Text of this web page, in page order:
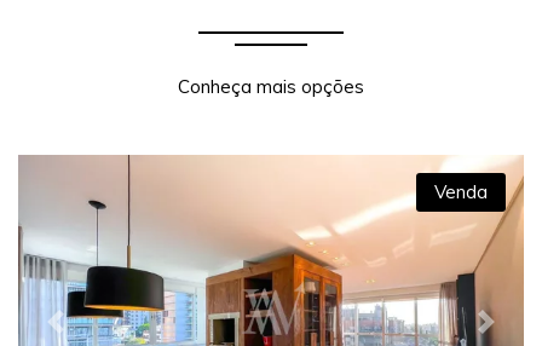
Conheça mais opções
Previous Next
Venda